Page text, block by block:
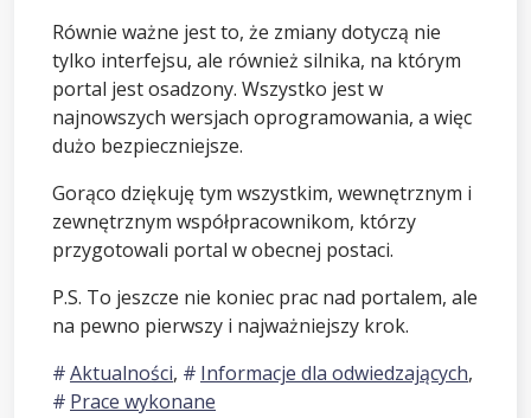
Równie ważne jest to, że zmiany dotyczą nie
tylko interfejsu, ale również silnika, na którym
portal jest osadzony. Wszystko jest w
najnowszych wersjach oprogramowania, a więc
dużo bezpieczniejsze.
Gorąco dziękuję tym wszystkim, wewnętrznym i
zewnętrznym współpracownikom, którzy
przygotowali portal w obecnej postaci.
P.S. To jeszcze nie koniec prac nad portalem, ale
na pewno pierwszy i najważniejszy krok.
Aktualności, Informacje dla odwiedzających,
Prace wykonane